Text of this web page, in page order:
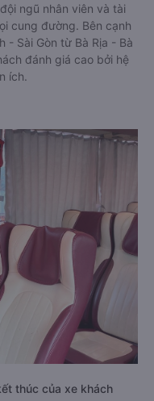
ngũ nhân viên và tài
cung đường. Bên cạnh
- Sài Gòn từ Bà Rịa - Bà
đánh giá cao bởi hệ
ích.
thúc của xe khách